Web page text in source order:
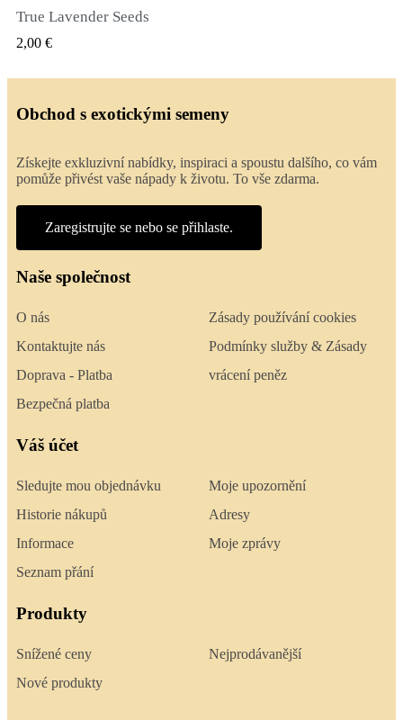
True Lavender Seeds
2,00 €
Obchod s exotickými semeny
Získejte exkluzivní nabídky, inspiraci a spoustu dalšího, co vám
pomůže přivést vaše nápady k životu. To vše zdarma.
Zaregistrujte se nebo se přihlaste.
Naše společnost
O nás
Kontaktujte nás
Doprava - Platba
Bezpečná platba
Zásady používání cookies
Podmínky služby & Zásady
vrácení peněz
Váš účet
Sledujte mou objednávku
Historie nákupů
Informace
Seznam přání
Moje upozornění
Adresy
Moje zprávy
Produkty
Snížené ceny
Nové produkty
Nejprodávanější